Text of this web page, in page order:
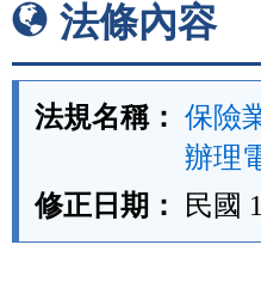
法條內容
法規名稱： 保險
辦理
修正日期：
民國